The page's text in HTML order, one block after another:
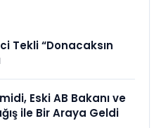
Tekli “Donacaksın
Eski AB Bakanı ve
ile Bir Araya Geldi